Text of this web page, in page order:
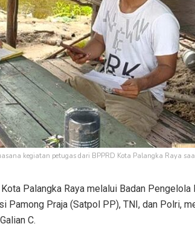
kegiatan petugas dari BPPRD Kota Palangka Raya
Palangka Raya melalui Badan Pengelola
Pamong Praja (Satpol PP), TNI, dan Polri,
C.